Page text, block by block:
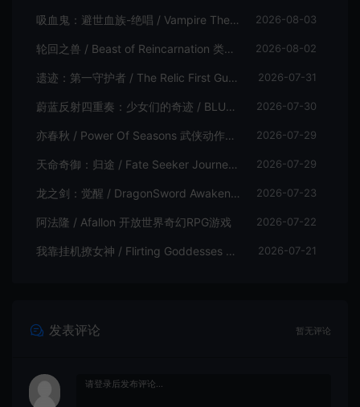
吸血鬼：避世血族-绝唱 / Vampire The Masquerade Swansong 2026-08-03
轮回之兽 / Beast of Reincarnation 类魂硬核动作RPG游戏 2026-08-02
遗迹：第一守护者 / The Relic First Guardian 类魂动作RPG游戏 2026-07-31
蔚蓝反射四重奏：少女们的奇迹 / BLUE REFLECTION Quartet 卡通回合制RPG游戏 2026-07-30
亦春秋 / Power Of Seasons 武侠动作ARPG游戏 2026-07-29
天命奇御：归途 / Fate Seeker Journey 肉鸽动作RPG游戏 2026-07-29
龙之剑：觉醒 / DragonSword Awakening 开放世界动作RPG游戏 2026-07-23
阿法隆 / Afallon 开放世界奇幻RPG游戏 2026-07-22
我靠挂机撩女神 / Flirting Goddesses by AFK 休闲放置RPG游戏 2026-07-21
发表评论 暂无评论